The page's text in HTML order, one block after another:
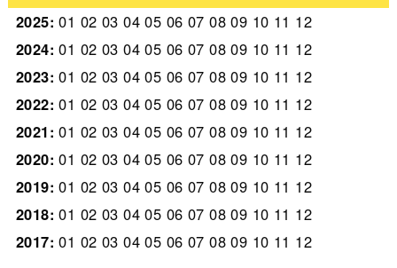
2025:01 02 03 04 05 06 07 08 09 10 11 12
2024:01 02 03 04 05 06 07 08 09 10 11 12
2023:01 02 03 04 05 06 07 08 09 10 11 12
2022:01 02 03 04 05 06 07 08 09 10 11 12
2021:01 02 03 04 05 06 07 08 09 10 11 12
2020:01 02 03 04 05 06 07 08 09 10 11 12
2019:01 02 03 04 05 06 07 08 09 10 11 12
2018:01 02 03 04 05 06 07 08 09 10 11 12
2017:01 02 03 04 05 06 07 08 09 10 11 12